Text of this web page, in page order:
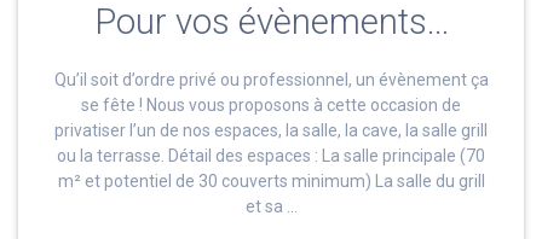
Pour vos évènements…
Qu’il soit d’ordre privé ou professionnel, un évènement ça
se fête ! Nous vous proposons à cette occasion de
privatiser l’un de nos espaces, la salle, la cave, la salle grill
ou la terrasse. Détail des espaces : La salle principale (70
m² et potentiel de 30 couverts minimum) La salle du grill
et sa …